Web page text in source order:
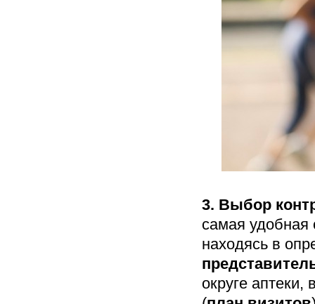
3. Выбор
самая удобная
находясь в
округе